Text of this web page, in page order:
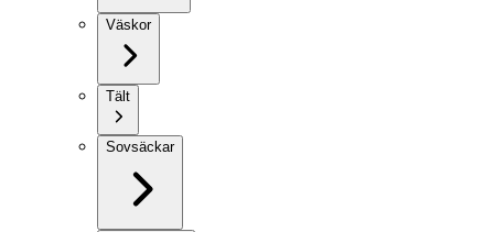
Väskor
Tält
Sovsäckar